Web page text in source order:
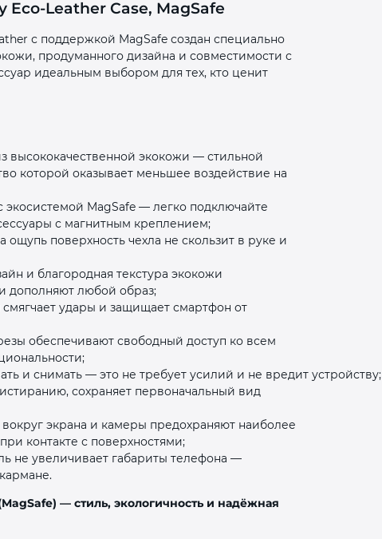
Eco‑Leather Case, MagSafe
с поддержкой MagSafe создан специально
продуманного дизайна и совместимости с
идеальным выбором для тех, кто ценит
высококачественной экокожи — стильной
которой оказывает меньшее воздействие на
MagSafe — легко подключайте
с магнитным креплением;
поверхность чехла не скользит в руке и
и благородная текстура экокожи
дополняют любой образ;
удары и защищает смартфон от
обеспечивают свободный доступ ко всем
и снимать — это не требует усилий и не вредит устройству;
сохраняет первоначальный вид
экрана и камеры предохраняют наиболее
контакте с поверхностями;
не увеличивает габариты телефона —
— стиль, экологичность и надёжная
раз в 2
раз в 2 недели
вопросы?
302-02-51